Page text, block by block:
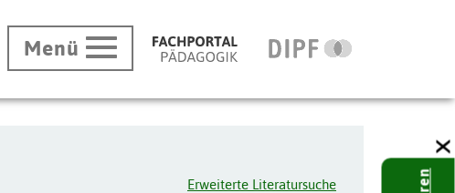
Menü
Erweiterte Literatursuche